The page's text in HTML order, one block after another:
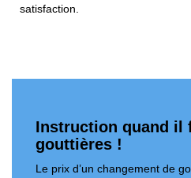
satisfaction.
Instruction quand il
gouttières !
Le prix d’un changement de